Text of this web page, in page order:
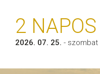
2
2026. 07. 25. - szombat